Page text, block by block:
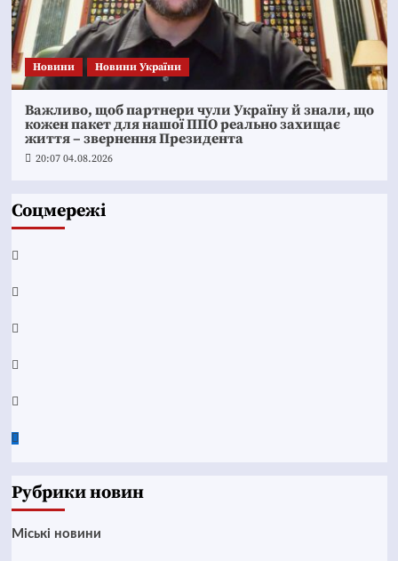
Новини Новини України
Важливо, щоб партнери чули Україну й знали, що
кожен пакет для нашої ППО реально захищає
життя – звернення Президента
20:07 04.08.2026
Соцмережі
Facebook
YouTube
Telegram
Instagram
Twitter
Google
Рубрики новин
Mіські новини